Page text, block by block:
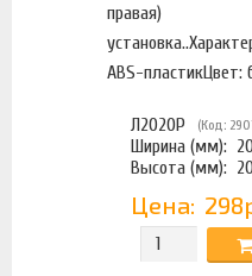
правая)
ABS-пластикЦвет:
Л2020Р (Код:
Ширина (мм):
Высота (мм):
Цена: